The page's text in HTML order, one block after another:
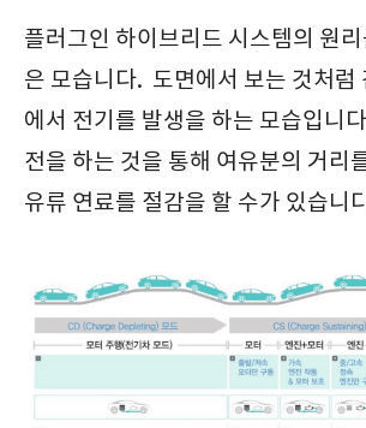
플러그인 하이브리드 시스템의 원
은 모습니다. 도면에서 보는 것처럼
에서 전기를 발생을 하는 모습입니
전을 하는 것을 통해 여유분의 거리
유류 연료를 절감을 할 수가 있습니